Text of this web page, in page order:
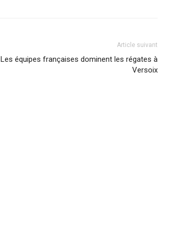
Article suivant
Les équipes françaises dominent les régates à
Versoix